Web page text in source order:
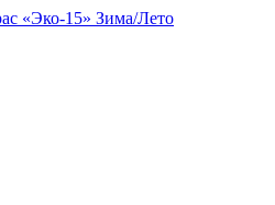
«Эко-15» Зима/Лето